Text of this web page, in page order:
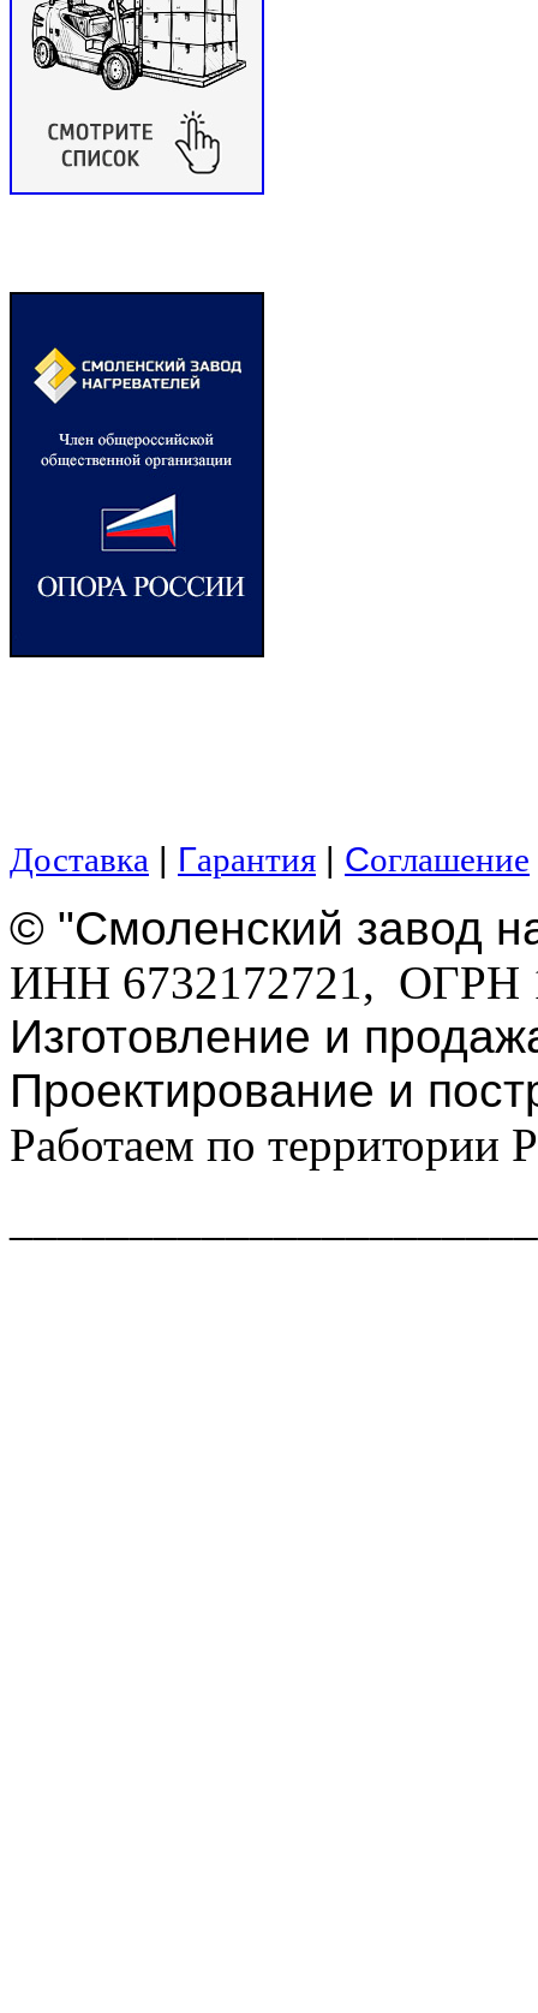
Доставка | Гарантия | Соглашение
© "Смоленский завод
ИНН 6732172721, ОГРН
Изготовление и
Проектирование и
Работаем по